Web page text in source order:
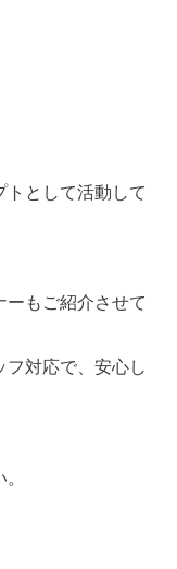
トとして活動して
ーもご紹介させて
フ対応で、安心し